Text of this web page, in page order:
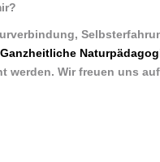
werden. Wir freuen uns